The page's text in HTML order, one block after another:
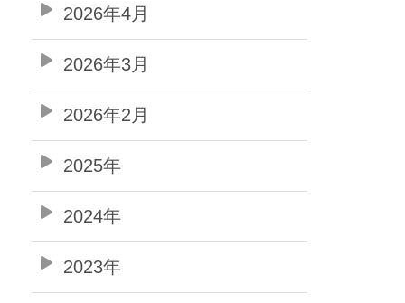
2026年4月
2026年3月
2026年2月
2025年
2024年
2023年